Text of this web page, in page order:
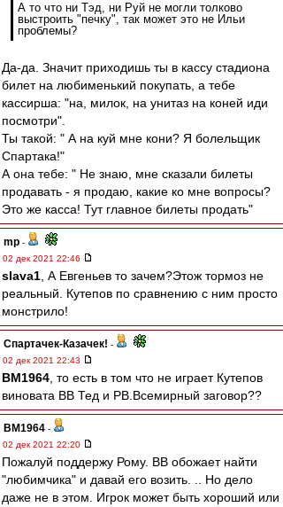
А то что ни Тэд, ни Руй не могли толково
выстроить "печку", так может это не Ильи
проблемы?
Да-да. Значит приходишь ты в кассу стадиона
билет на любименький покупать, а тебе
кассирша: "на, милок, на унитаз на коней иди
посмотри".
Ты такой: " А на куй мне кони? Я болельщик
Спартака!"
А она тебе: " Не знаю, мне сказали билеты
продавать - я продаю, какие ко мне вопросы?
Это же касса! Тут главное билеты продать"
mp -
02 дек 2021 22:46
slava1 , А Евгеньев то зачем?Этож тормоз не
реальный. Кутепов по сравнению с ним просто
монстрило!
Спартачек-Казачек! -
02 дек 2021 22:43
BM1964 , то есть в том что не играет Кутепов
виновата ВВ Тед и РВ.Всемирный заговор??
BM1964 -
02 дек 2021 22:20
Пожалуй поддержу Рому. ВВ обожает найти
"любимчика" и давай его возить. .. Но дело
даже не в этом. Игрок может быть хороший или